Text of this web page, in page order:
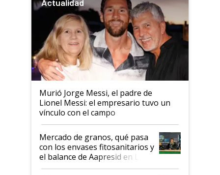
Actualidad
Murió Jorge Messi, el padre de
Lionel Messi: el empresario tuvo un
vínculo con el campo
Mercado de granos, qué pasa
con los envases fitosanitarios y
el balance de Aapresid en La
Posta